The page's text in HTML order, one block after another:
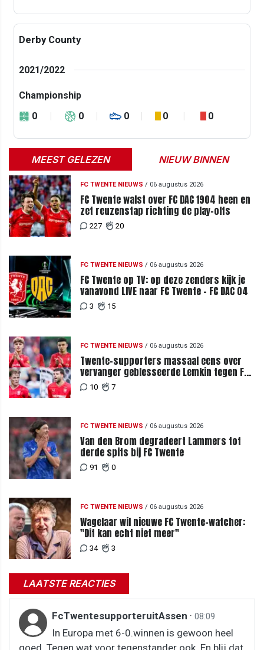
Derby County
2021/2022
Championship
0
0 0 0 0
MEEST GELEZEN NIEUW BINNEN
FC TWENTE NIEUWS / 06 augustus 2026
FC Twente walst over FC DAC 1904 heen en
zet reuzenstap richting de play-offs
227 20
FC TWENTE NIEUWS / 06 augustus 2026
FC Twente op TV: op deze zenders kijk je
vanavond LIVE naar FC Twente - FC DAC 04
3 15
FC TWENTE NIEUWS / 06 augustus 2026
Twente-supporters massaal eens over
vervanger geblesseerde Lemkin tegen FC
DAC 04
10 7
FC TWENTE NIEUWS / 06 augustus 2026
Van den Brom degradeert Lammers tot
derde spits bij FC Twente
91 0
FC TWENTE NIEUWS / 06 augustus 2026
Wagelaar wil nieuwe FC Twente-watcher:
"Dit kan echt niet meer"
34 3
LAATSTE REACTIES
FcTwentesupporteruitAssen · 08:09
In Europa met 6-0.winnen is gewoon heel
goed. Tegen wat voor tegenstander ook. En blij dat